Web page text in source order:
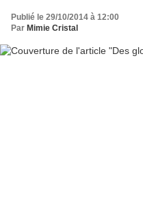
Publié le 29/10/2014 à 12:00
Par Mimie Cristal